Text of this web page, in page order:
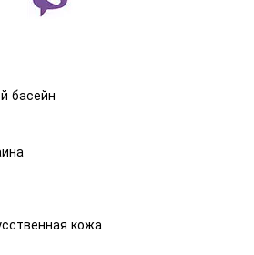
басейн
кожа